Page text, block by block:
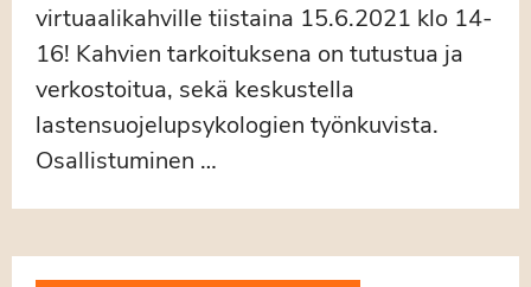
virtuaalikahville tiistaina 15.6.2021 klo 14-
16! Kahvien tarkoituksena on tutustua ja
verkostoitua, sekä keskustella
lastensuojelupsykologien työnkuvista.
Osallistuminen …